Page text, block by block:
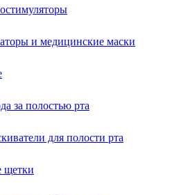
и медицинские маски
за полостью рта
для полости рта
щетки